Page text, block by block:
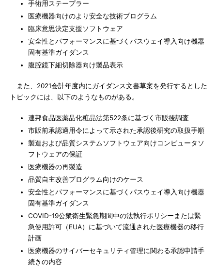
手術用ステープラー
医療機器向けのより安全な技術プログラム
臨床意思決定支援ソフトウェア
安全性とパフォーマンスに基づくパスウェイ導入向け機器
固有基準ガイダンス
腹腔鏡下細切除器向け製品表示
また、2021会計年度内にガイダンス文書草案を発行するとした
トピックには、以下のようなものがある。
連邦食品医薬品化粧品法第522条に基づく市販後調査
市販前承認適用令によって示された承認後研究の取扱手順
製造および品質システムソフトウェア向けコンピュータソ
フトウェアの保証
医療機器の再製造
品質自主改善プログラム向けのケース
安全性とパフォーマンスに基づくパスウェイ導入向け機器
固有基準ガイダンス
COVID-19公衆衛生緊急期間中の法執行ポリシーまたは緊
急使用許可（EUA）に基づいて流通された医療機器の移行
計画
医療機器のサイバーセキュリティ管理に関わる承認申請手
続きの内容